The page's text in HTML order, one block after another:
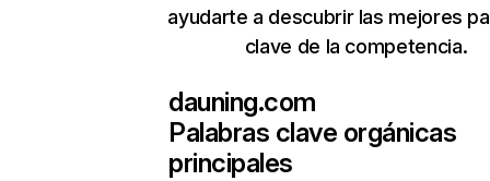
ayudarte a descubrir las mejores
clave de la competencia.
dauning.com
Palabras clave orgánicas
principales